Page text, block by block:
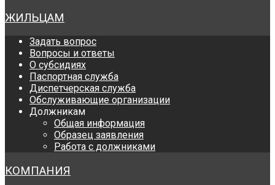
ЖИЛЬЦАМ
Задать вопрос
Вопросы и ответы
О субсидиях
Паспортная служба
Диспетчерская служба
Обслуживающие организации
Должникам
Общая информация
Образец заявления
Работа с должниками
КОМПАНИЯ